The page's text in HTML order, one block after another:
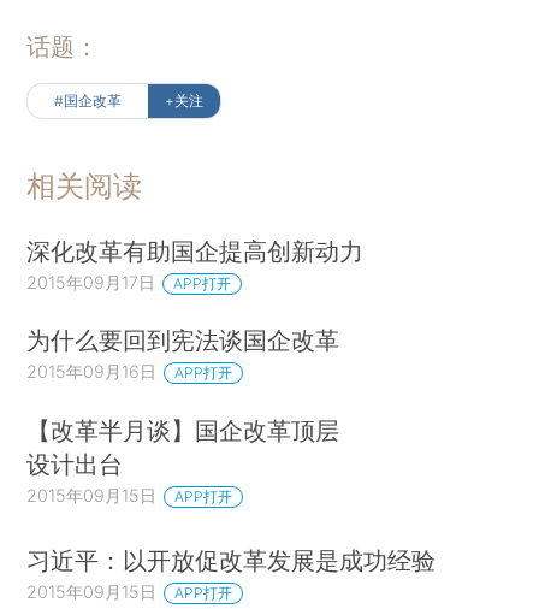
话题：
#国企改革 +关注
相关阅读
深化改革有助国企提高创新动力
2015年09月17日 APP打开
为什么要回到宪法谈国企改革
2015年09月16日 APP打开
【改革半月谈】国企改革顶层
设计出台
2015年09月15日 APP打开
习近平：以开放促改革发展是成功经验
2015年09月15日 APP打开